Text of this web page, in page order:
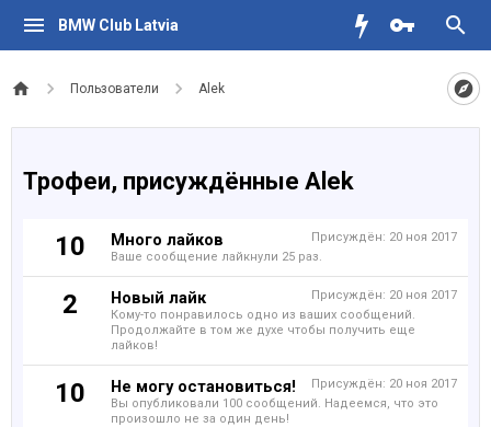
BMW Club Latvia
Пользователи Alek
Трофеи, присуждённые Alek
10 Присуждён: 20 ноя 2017
Много лайков
Ваше сообщение лайкнули 25 раз.
2 Присуждён: 20 ноя 2017
Новый лайк
Кому-то понравилось одно из ваших сообщений.
Продолжайте в том же духе чтобы получить еще
лайков!
10 Присуждён: 20 ноя 2017
Не могу остановиться!
Вы опубликовали 100 сообщений. Надеемся, что это
произошло не за один день!